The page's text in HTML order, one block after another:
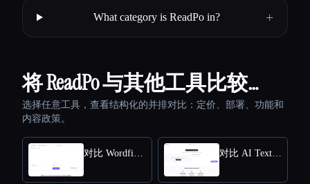
What category is ReadPo in? +
将 ReadPo 与其他工具比较…
选择任意工具，查看结构化的并排对比：定价、部署、功能和
内容政策。
对比 Wordfixerbot 对比 AI Text Summarizer